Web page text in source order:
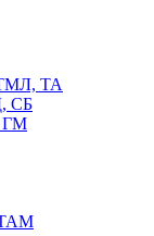
ТМЛ, ТА
СБ
ГМ
ТАМ